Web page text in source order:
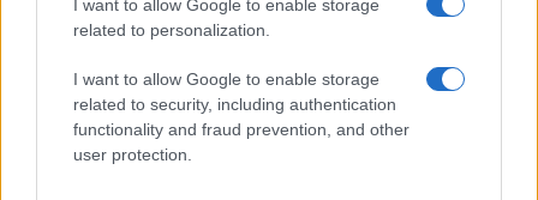
I want to allow Google to enable storage
related to personalization.
I want to allow Google to enable storage
related to security, including authentication
functionality and fraud prevention, and other
user protection.
Continua a leggere